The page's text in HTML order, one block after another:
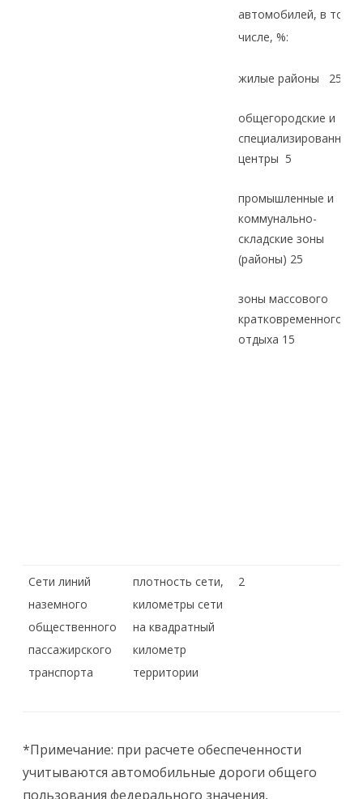
автомобилей, в том
числе, %:
жилые районы 25
общегородские и
специализированные
центры 5
промышленные и
коммунально-
складские зоны
(районы) 25
зоны массового
кратковременного
отдыха 15
Сети линий
наземного
общественного
пассажирского
транспорта
плотность сети,
километры сети
на квадратный
километр
территории
2
*Примечание: при расчете обеспеченности
учитываются автомобильные дороги общего
пользования федерального значения,